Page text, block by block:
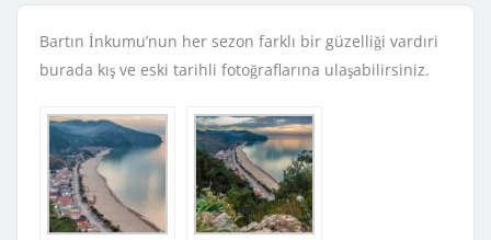
Bartın İnkumu’nun her sezon farklı bir güzelliği vardıri
burada kış ve eski tarihli fotoğraflarına ulaşabilirsiniz.